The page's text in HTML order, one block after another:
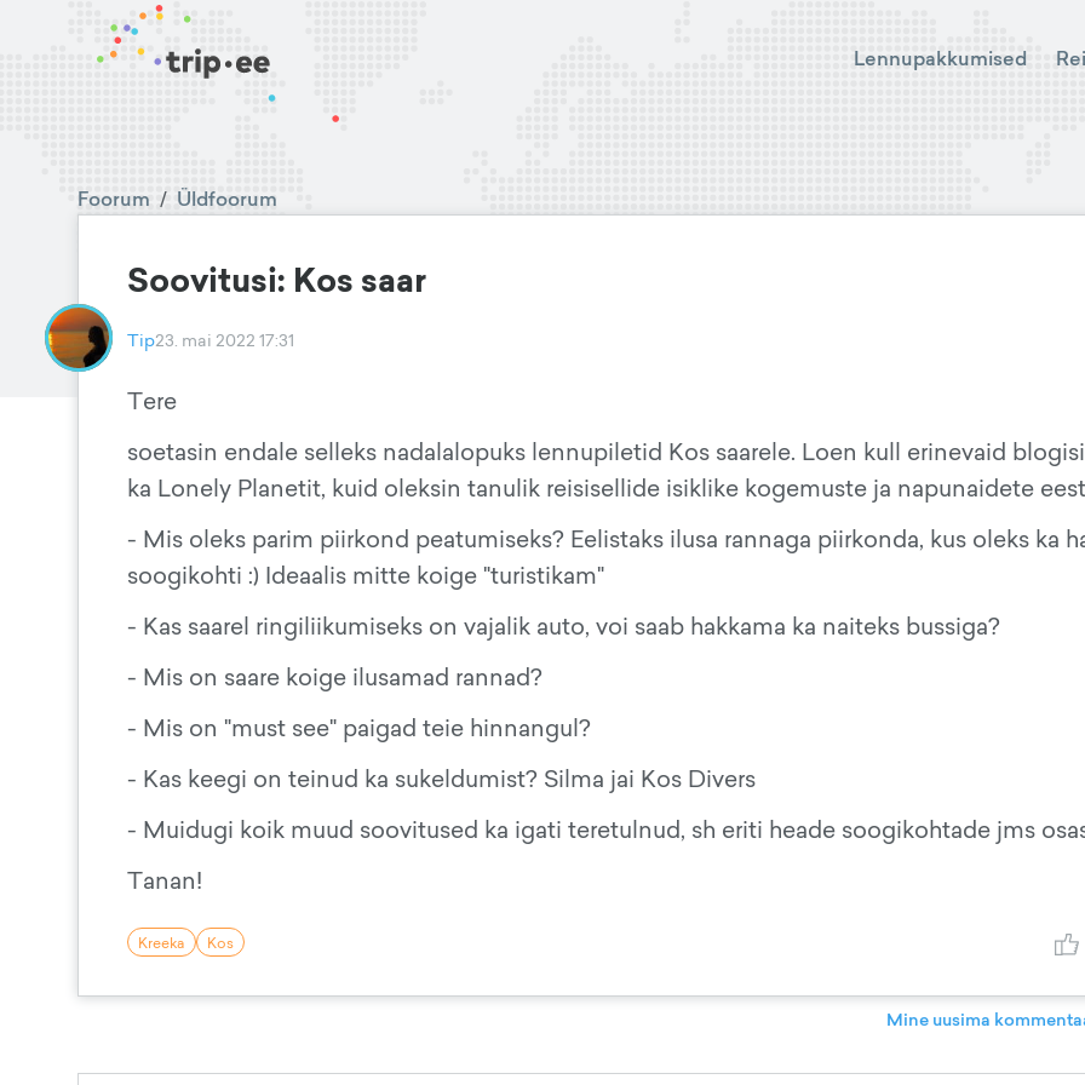
Lennupakkumised
Foorum / Üldfoorum
Soovitusi: Kos saar
Tip23. mai 2022 17:31
Tere
soetasin endale selleks nadalalopuks lennupiletid Kos saarele. Loen kull erinevaid
ka Lonely Planetit, kuid oleksin tanulik reisisellide isiklike kogemuste ja napunaidete
- Mis oleks parim piirkond peatumiseks? Eelistaks ilusa rannaga piirkonda, kus oleks ka
soogikohti :) Ideaalis mitte koige "turistikam"
- Kas saarel ringiliikumiseks on vajalik auto, voi saab hakkama ka naiteks bussiga?
- Mis on saare koige ilusamad rannad?
- Mis on "must see" paigad teie hinnangul?
- Kas keegi on teinud ka sukeldumist? Silma jai Kos Divers
- Muidugi koik muud soovitused ka igati teretulnud, sh eriti heade soogikohtade jms
Tanan!
Kreeka Kos
Mine uusima